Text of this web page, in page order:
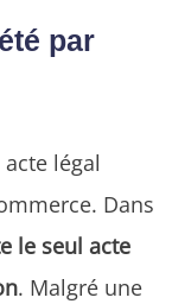
par
légal
Dans
le seul acte
. Malgré une